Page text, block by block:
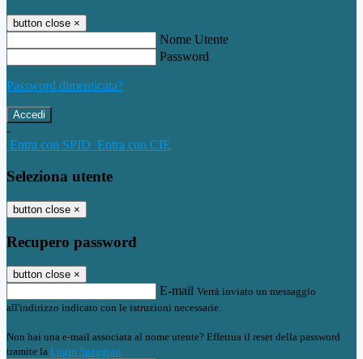
button close ×
Nome Utente
Password
Password dimenticata?
-
Entra con SPID Entra con CIE
Seleziona utente
button close ×
Recupero password
button close ×
E-mail Verrà inviato un messaggio
all'indirizzo indicato con le istruzioni necessarie.
Non hai una e-mail associata al nome utente? Effettua il reset della password
tramite la Login Spaggiari